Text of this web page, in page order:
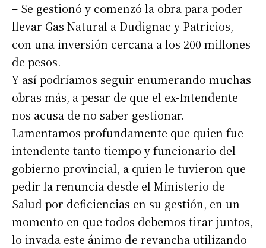
Suscribirme gratis
Dirección de correo electrónico*
Nombre
Apellidos
– Se gestionó y comenzó la obra para poder
llevar Gas Natural a Dudignac y Patricios,
con una inversión cercana a los 200 millones
de pesos.
Y así podríamos seguir enumerando muchas
obras más, a pesar de que el ex-Intendente
nos acusa de no saber gestionar.
Lamentamos profundamente que quien fue
intendente tanto tiempo y funcionario del
gobierno provincial, a quien le tuvieron que
pedir la renuncia desde el Ministerio de
Salud por deficiencias en su gestión, en un
momento en que todos debemos tirar juntos,
lo invada este ánimo de revancha utilizando